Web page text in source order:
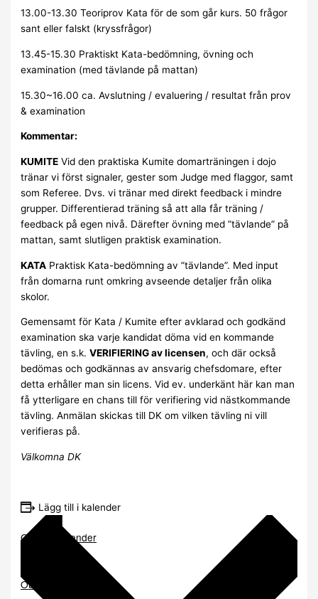
13.00-13.30 Teoriprov Kata för de som går kurs. 50 frågor
sant eller falskt (kryssfrågor)
13.45-15.30 Praktiskt Kata-bedömning, övning och
examination (med tävlande på mattan)
15.30~16.00 ca. Avslutning / evaluering / resultat från prov
& examination
Kommentar:
KUMITE Vid den praktiska Kumite domarträningen i dojo
tränar vi först signaler, gester som Judge med flaggor, samt
som Referee. Dvs. vi tränar med direkt feedback i mindre
grupper. Differentierad träning så att alla får träning /
feedback på egen nivå. Därefter övning med ”tävlande” på
mattan, samt slutligen praktisk examination.
KATA Praktisk Kata-bedömning av ”tävlande”. Med input
från domarna runt omkring avseende detaljer från olika
skolor.
Gemensamt för Kata / Kumite efter avklarad och godkänd
examination ska varje kandidat döma vid en kommande
tävling, en s.k.VERIFIERING av licensen, och där också
bedömas och godkännas av ansvarig chefsdomare, efter
detta erhåller man sin licens. Vid ev. underkänt här kan man
få ytterligare en chans till för verifiering vid nästkommande
tävling. Anmälan skickas till DK om vilken tävling ni vill
verifieras på.
Välkomna DK
Lägg till i kalender
Google Kalender
Outlook Live